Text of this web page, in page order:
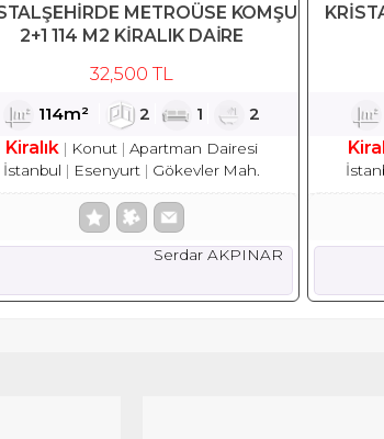
METROÜSE KOMŞU
2+1 114 M2 KİRALIK DAİRE
32,500 TL
114m² 2 1
2
Kiralık
Konut
Apartman Dairesi
İstanbul
Esenyurt Gökevler Mah.
Serdar AKPINAR